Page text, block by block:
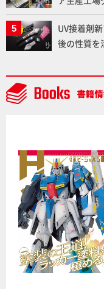
場に突撃！
AAAヴンダ
UV接着剤
後の性質を